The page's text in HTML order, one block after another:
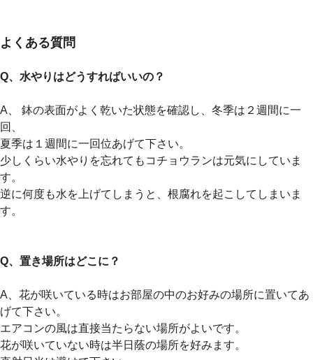
よくある質問
Q、水やりはどうすればいいの？
A、 鉢の表面がよく乾いた状態を確認し、冬季は２週間に一
回、
夏季は１週間に一回位あげて下さい。
少しくらい水やりを忘れてもコチョウランは元気にしていま
す。
逆に何度も水を上げてしまうと、根腐れを起こしてしまいま
す。
Q、置き場所はどこに？
A、花が咲いている時はお部屋の中のお好みの場所に置いてあ
げて下さい。
エアコンの風は直接当たらない場所がよいです。
花が咲いていない時は半日蔭の場所を好みます。